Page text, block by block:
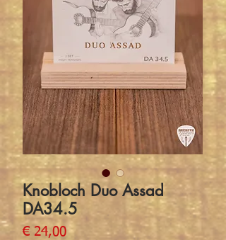
Knobloch Duo Assad
DA34.5
€ 24,00Prijs